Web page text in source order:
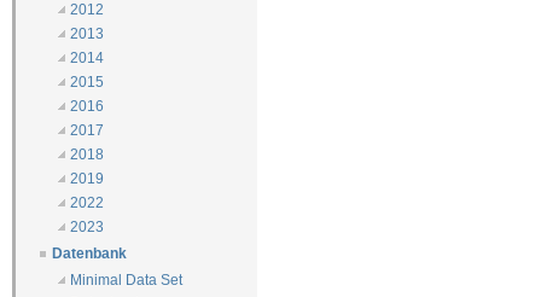
2012
2013
2014
2015
2016
2017
2018
2019
2022
2023
Datenbank
Minimal Data Set